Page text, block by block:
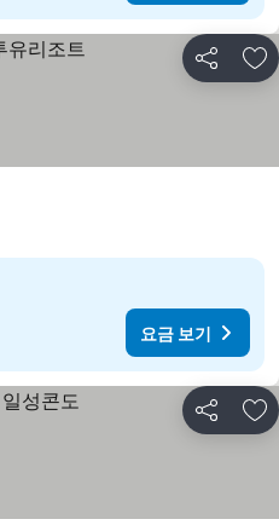
공유 즐
요금 보기
공유 즐